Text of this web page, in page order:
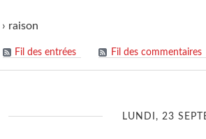
› raison
Fil des entrées Fil des commentaires
LUNDI, 23